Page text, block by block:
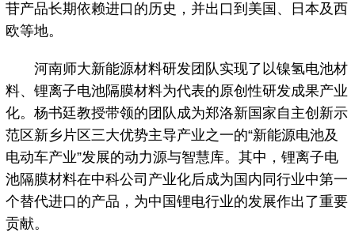
苷产品长期依赖进口的历史，并出口到美国、日本及西
欧等地。
河南师大新能源材料研发团队实现了以镍氢电池材
料、锂离子电池隔膜材料为代表的原创性研发成果产业
化。杨书廷教授带领的团队成为郑洛新国家自主创新示
范区新乡片区三大优势主导产业之一的“新能源电池及
电动车产业”发展的动力源与智慧库。其中，锂离子电
池隔膜材料在中科公司产业化后成为国内同行业中第一
个替代进口的产品，为中国锂电行业的发展作出了重要
贡献。